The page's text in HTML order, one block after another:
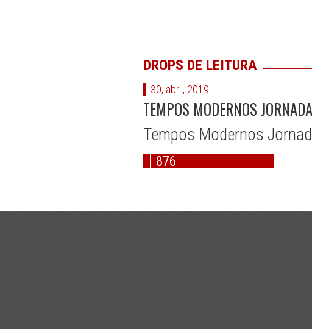
DROPS DE LEITURA
30, abril, 2019
TEMPOS MODERNOS
Tempos Modernos
876